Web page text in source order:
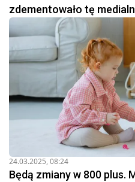
zdementowało tę
24.03.2025, 08:24
Będą zmiany w 800